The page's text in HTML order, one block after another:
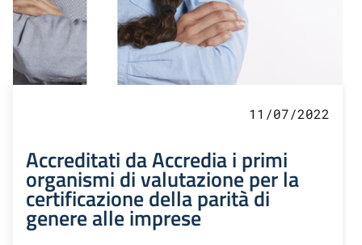
11/07/2022
Accreditati da Accredia i primi
organismi di valutazione per la
certificazione della parità di
genere alle imprese